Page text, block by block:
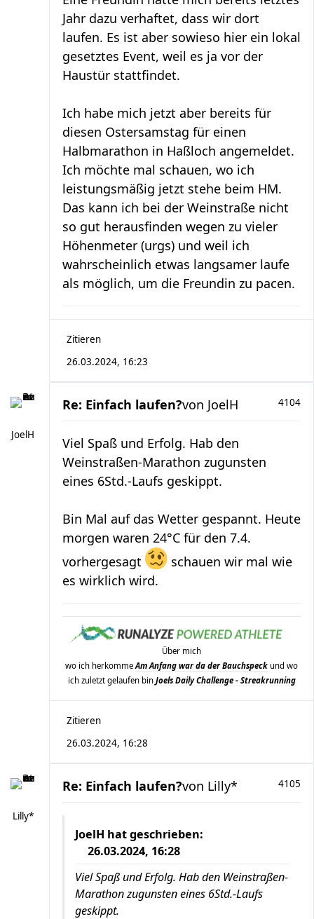
Jahr dazu verhaftet, dass wir dort
laufen. Es ist aber sowieso hier ein lokal
gesetztes Event, weil es ja vor der
Haustür stattfindet.
Ich habe mich jetzt aber bereits für
diesen Ostersamstag für einen
Halbmarathon in Haßloch angemeldet.
Ich möchte mal schauen, wo ich
leistungsmäßig jetzt stehe beim HM.
Das kann ich bei der Weinstraße nicht
so gut herausfinden wegen zu vieler
Höhenmeter (urgs) und weil ich
wahrscheinlich etwas langsamer laufe
als möglich, um die Freundin zu pacen.
Zitieren
26.03.2024, 16:23
JoelH
Re: Einfach laufen? 4104
von JoelH
Viel Spaß und Erfolg. Hab den
Weinstraßen-Marathon zugunsten
eines 6Std.-Laufs geskippt.
Bin Mal auf das Wetter gespannt. Heute
morgen waren 24°C für den 7.4.
vorhergesagt
schauen wir mal wie
es wirklich wird.
Über mich
wo ich herkomme Am Anfang war da der Bauchspeck und wo
ich zuletzt gelaufen bin Joels Daily Challenge - Streakrunning
Zitieren
26.03.2024, 16:28
Lilly*
Re: Einfach laufen? 4105
von Lilly*
JoelH hat geschrieben:
26.03.2024, 16:28
Viel Spaß und Erfolg. Hab den Weinstraßen-
Marathon zugunsten eines 6Std.-Laufs
geskippt.